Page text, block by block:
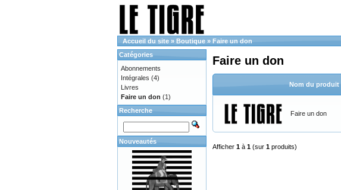
Accueil du site » Boutique » Faire un don
Faire un don
Nom du produit
Faire un don
Afficher 1 à 1 (sur 1 produits)
Catégories
Abonnements
Intégrales (4)
Livres
Faire un don (1)
Recherche
Nouveautés